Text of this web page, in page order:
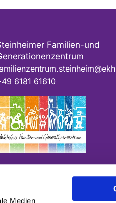
Medien
Familien-und
6181 61610